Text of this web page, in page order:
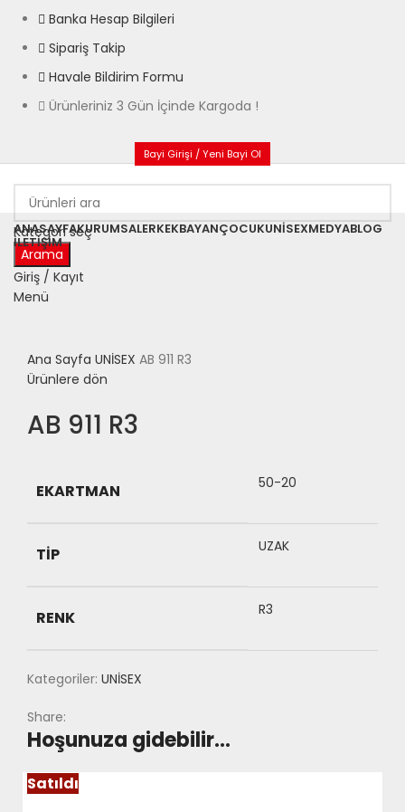
Banka Hesap Bilgileri
Sipariş Takip
Havale Bildirim Formu
Ürünleriniz 3 Gün İçinde Kargoda !
Bayi Girişi / Yeni Bayi Ol
Kategori seç
Arama
Giriş / Kayıt
Menü
ANASAYFAKURUMSALERKEKBAYANÇOCUKUNISEXMEDYABLOG
İLETIŞIM
Büyütmek için tıklayın
Ana Sayfa UNİSEX AB 911 R3
Ürünlere dön
AB 911 R3
EKARTMAN 50-20
TIP UZAK
RENK R3
Kategoriler: UNİSEX
Share:
Hoşunuza gidebilir…
Satıldı